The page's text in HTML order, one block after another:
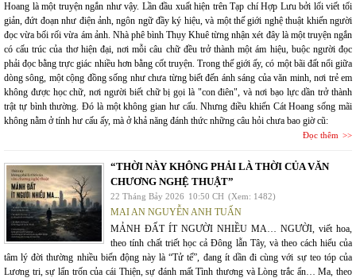
Hoang là một truyện ngắn như vậy. Lần đầu xuất hiện trên Tạp chí Hợp Lưu bởi lối viết tối
giản, đứt đoạn như điện ảnh, ngôn ngữ đầy ký hiệu, và một thế giới nghệ thuật khiến người
đọc vừa bối rối vừa ám ảnh. Nhà phê bình Thụy Khuê từng nhận xét đây là một truyện ngắn
có cấu trúc của thơ hiện đại, nơi mỗi câu chữ đều trở thành một ám hiệu, buộc người đọc
phải đọc bằng trực giác nhiều hơn bằng cốt truyện. Trong thế giới ấy, có một bãi đất nổi giữa
dòng sông, một cộng đồng sống như chưa từng biết đến ánh sáng của văn minh, nơi trẻ em
không được học chữ, nơi người biết chữ bị gọi là "con điên", và nơi bạo lực dần trở thành
trật tự bình thường. Đó là một không gian hư cấu. Nhưng điều khiến Cát Hoang sống mãi
không nằm ở tính hư cấu ấy, mà ở khả năng đánh thức những câu hỏi chưa bao giờ cũ:
Đọc thêm
“THỜI NÀY KHÔNG PHẢI LÀ THỜI CỦA VĂN
CHƯƠNG NGHỆ THUẬT”
22 Tháng Bảy 2026 10:50 CH (Xem: 1482)
MAI AN NGUYỄN ANH TUẤN
MẢNH ĐẤT ÍT NGƯỜI NHIỀU MA… NGƯỜI, viết hoa,
theo tính chất triết học cả Đông lẫn Tây, và theo cách hiểu của
tâm lý đời thường nhiều biến động này là “Tử tế”, đang ít dần đi cùng với sự teo tóp của
Lương tri, sự lẩn trốn của cái Thiện, sự đánh mất Tình thương và Lòng trắc ẩn… Ma, theo